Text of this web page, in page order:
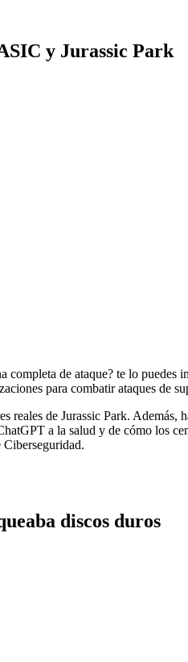
y Jurassic Park
de ataque? te lo puedes
para combatir ataques de
de Jurassic Park. Además,
a la salud y de cómo los
discos duros